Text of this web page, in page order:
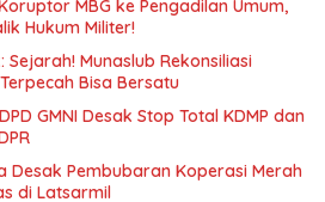
MBG ke Pengadilan Umum,
Hukum Militer!
Sejarah! Munaslub Rekonsiliasi
Bisa Bersatu
GMNI Desak Stop Total KDMP dan
Desak Pembubaran Koperasi Merah
di Latsarmil